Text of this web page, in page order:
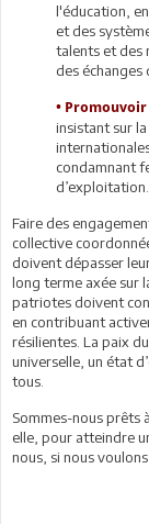
l'éducation,
et des
talents et des
des échanges
•
insistant sur
condamnant
d’exploitation.
Faire des
collective
doivent dépasser
long terme axée sur
patriotes doivent
en contribuant
résilientes. La paix
universelle, un état
tous.
Sommes-nous prêts
elle, pour atteindre
nous, si nous